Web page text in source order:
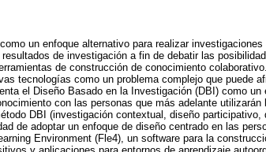
un enfoque alternativo para realizar investigaciones
de investigación a fin de debatir las
de construcción de conocimiento
tecnologías como un problema complejo que puede
el Diseño Basado en la Investigación (DBI) como un
con las personas que más adelante
DBI (investigación contextual, diseño participativo,
de adoptar un enfoque de diseño centrado en las
Environment (Fle4), un software para la